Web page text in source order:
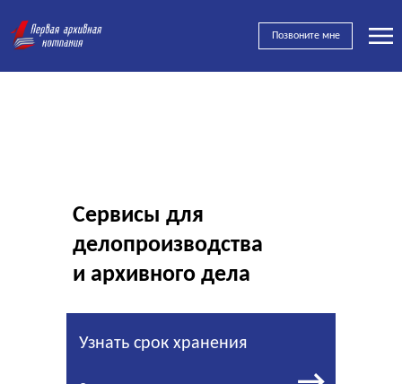
Позвоните мне
Узнать срок хранения
Сервисы для
делопроизводства
и архивного дела